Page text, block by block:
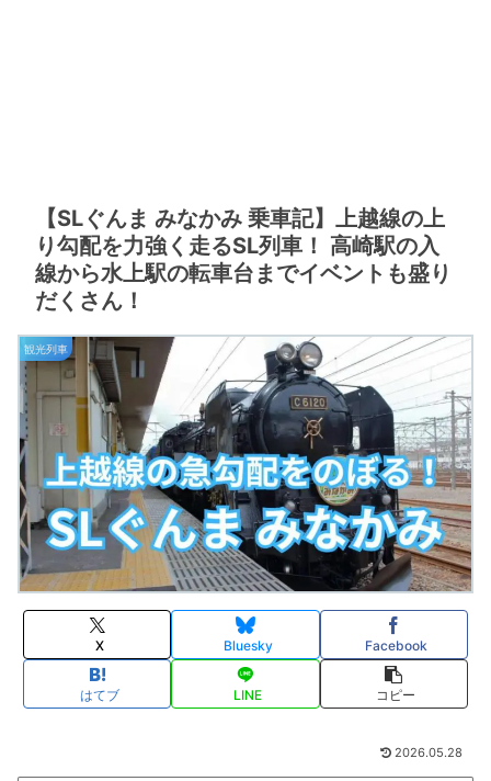
【SLぐんま みなかみ 乗車記】上越線の上
り勾配を力強く走るSL列車！ 高崎駅の入
線から水上駅の転車台までイベントも盛り
だくさん！
観光列車
X Bluesky Facebook
はてブ LINE コピー
2026.05.28